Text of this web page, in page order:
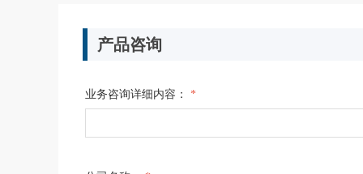
产品咨询
业务咨询详细内容： *